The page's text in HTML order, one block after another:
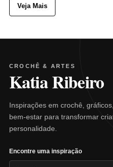
Veja Mais
CROCHÊ & ARTES
Katia Ribeiro
Inspirações em crochê,
bem-estar para transformar
personalidade.
Encontre uma inspiração